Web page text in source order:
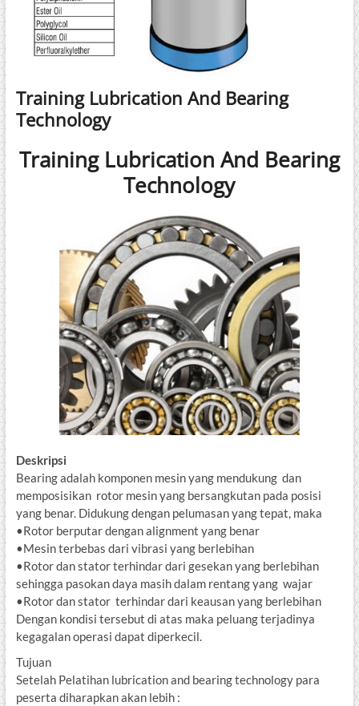
Training Lubrication And Bearing
Technology
Training Lubrication And Bearing
Technology
Deskripsi
Bearing adalah komponen mesin yang mendukung dan
memposisikan rotor mesin yang bersangkutan pada posisi
yang benar. Didukung dengan pelumasan yang tepat, maka
•Rotor berputar dengan alignment yang benar
•Mesin terbebas dari vibrasi yang berlebihan
•Rotor dan stator terhindar dari gesekan yang berlebihan
sehingga pasokan daya masih dalam rentang yang wajar
•Rotor dan stator terhindar dari keausan yang berlebihan
Dengan kondisi tersebut di atas maka peluang terjadinya
kegagalan operasi dapat diperkecil.
Tujuan
Setelah Pelatihan lubrication and bearing technology para
peserta diharapkan akan lebih :